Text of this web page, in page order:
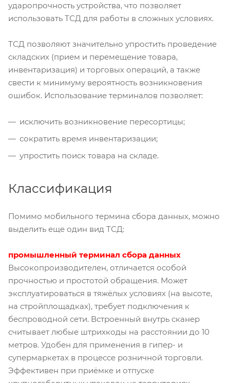
ударопрочность устройства, что позволяет
использовать ТСД для работы в сложных условиях.
ТСД позволяют значительно упростить проведение
складских (прием и перемещение товара,
инвентаризация) и торговых операций, а также
свести к минимуму вероятность возникновения
ошибок. Использование терминалов позволяет:
исключить возникновение пересортицы;
сократить время инвентаризации;
упростить поиск товара на складе.
Классификация
Помимо мобильного термина сбора данных, можно
выделить еще один вид ТСД:
промышленный терминал сбора данных
Высокопроизводителен, отличается особой
прочностью и простотой обращения. Может
эксплуатироваться в тяжёлых условиях (на высоте,
на стройплощадках), требует подключения к
беспроводной сети. Встроенный внутрь сканер
считывает любые штрихкоды на расстоянии до 10
метров. Удобен для применения в гипер- и
супермаркетах в процессе розничной торговли.
Эффективен при приёмке и отпуске